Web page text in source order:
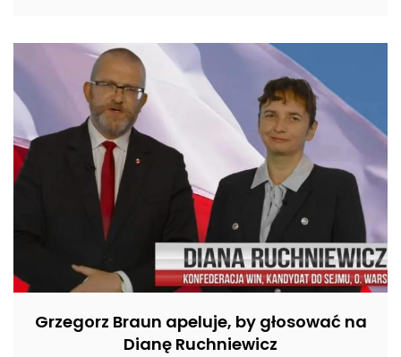
Grzegorz Braun apeluje, by głosować na
Dianę Ruchniewicz